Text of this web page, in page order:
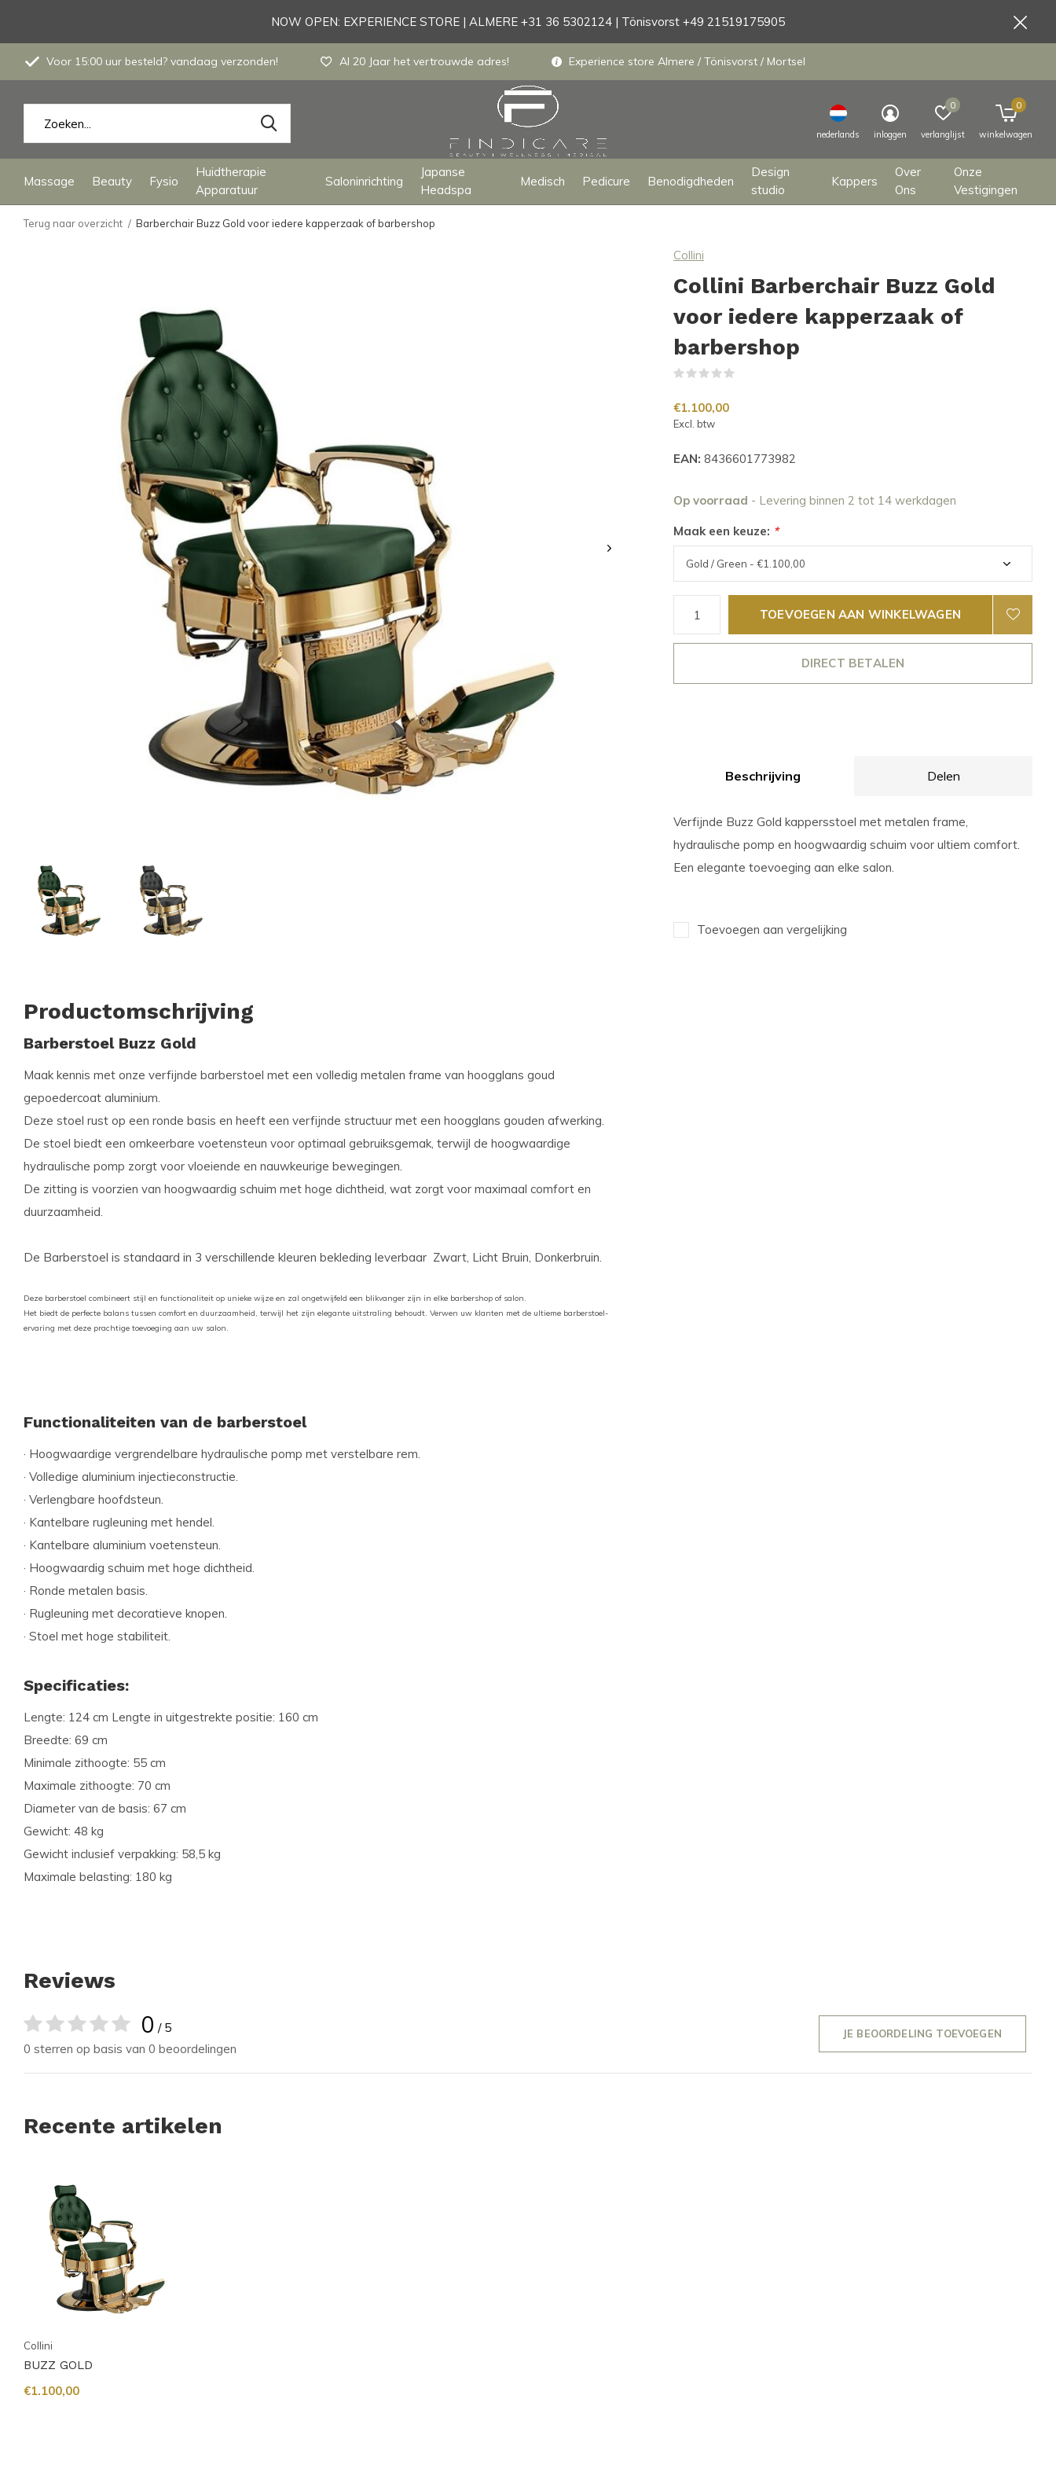
Massage Beauty Fysio
Huidtherapie
Apparatuur
Saloninrichting
Japanse
Headspa
Medisch Pedicure Benodigdheden
Design
studio
Kappers
Over
Ons
Onze
Vestigingen
nederlands inloggen verlanglijst
0
winkelwagen
0
Voor 15:00 uur besteld? vandaag verzonden! Al 20 Jaar het vertrouwde adres! Experience store Almere / Tönisvorst / Mortsel
NOW OPEN: EXPERIENCE STORE | ALMERE +31 36 5302124 | Tönisvorst +49 21519175905
Terug naar overzicht Barberchair Buzz Gold voor iedere kapperzaak of barbershop
Collini
Collini Barberchair Buzz Gold
voor iedere kapperzaak of
barbershop
€1.100,00
Excl. btw
EAN: 8436601773982
Op voorraad - Levering binnen 2 tot 14 werkdagen
Maak een keuze: *
TOEVOEGEN AAN WINKELWAGEN
DIRECT BETALEN
Beschrijving Delen
Verfijnde Buzz Gold kappersstoel met metalen frame,
hydraulische pomp en hoogwaardig schuim voor ultiem comfort.
Een elegante toevoeging aan elke salon.
Toevoegen aan vergelijking
Productomschrijving
Barberstoel Buzz Gold
Maak kennis met onze verfijnde barberstoel met een volledig metalen frame van hoogglans goud
gepoedercoat aluminium.
Deze stoel rust op een ronde basis en heeft een verfijnde structuur met een hoogglans gouden afwerking.
De stoel biedt een omkeerbare voetensteun voor optimaal gebruiksgemak, terwijl de hoogwaardige
hydraulische pomp zorgt voor vloeiende en nauwkeurige bewegingen.
De zitting is voorzien van hoogwaardig schuim met hoge dichtheid, wat zorgt voor maximaal comfort en
duurzaamheid.
De Barberstoel is standaard in 3 verschillende kleuren bekleding leverbaar Zwart, Licht Bruin, Donkerbruin.
Deze barberstoel combineert stijl en functionaliteit op unieke wijze en zal ongetwijfeld een blikvanger zijn in elke barbershop of salon.
Het biedt de perfecte balans tussen comfort en duurzaamheid, terwijl het zijn elegante uitstraling behoudt. Verwen uw klanten met de ultieme barberstoel-
ervaring met deze prachtige toevoeging aan uw salon.
Functionaliteiten van de barberstoel
· Hoogwaardige vergrendelbare hydraulische pomp met verstelbare rem.
· Volledige aluminium injectieconstructie.
· Verlengbare hoofdsteun.
· Kantelbare rugleuning met hendel.
· Kantelbare aluminium voetensteun.
· Hoogwaardig schuim met hoge dichtheid.
· Ronde metalen basis.
· Rugleuning met decoratieve knopen.
· Stoel met hoge stabiliteit.
Specificaties:
Lengte: 124 cm Lengte in uitgestrekte positie: 160 cm
Breedte: 69 cm
Minimale zithoogte: 55 cm
Maximale zithoogte: 70 cm
Diameter van de basis: 67 cm
Gewicht: 48 kg
Gewicht inclusief verpakking: 58,5 kg
Maximale belasting: 180 kg
Reviews
0 / 5
0 sterren op basis van 0 beoordelingen
JE BEOORDELING TOEVOEGEN
Recente artikelen
Collini
BUZZ GOLD
€1.100,00